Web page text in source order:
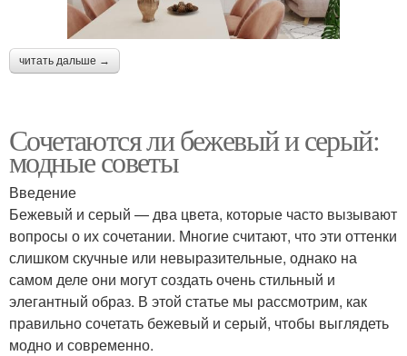
читать дальше →
Сочетаются ли бежевый и серый:
модные советы
Введение
Бежевый и серый — два цвета, которые часто вызывают
вопросы о их сочетании. Многие считают, что эти оттенки
слишком скучные или невыразительные, однако на
самом деле они могут создать очень стильный и
элегантный образ. В этой статье мы рассмотрим, как
правильно сочетать бежевый и серый, чтобы выглядеть
модно и современно.